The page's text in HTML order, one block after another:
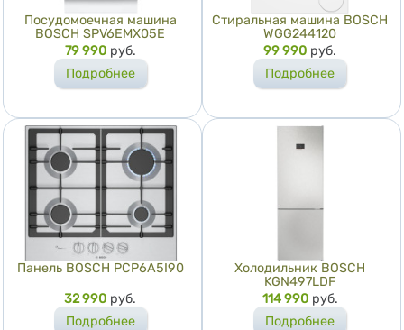
Посудомоечная машина
BOSCH SPV6EMX05E
Цена
79 990 руб.
Подробнее
Стиральная машина BOSCH
WGG244120
Цена
99 990 руб.
Подробнее
Панель BOSCH PCP6A5I90
Цена
32 990 руб.
Подробнее
Холодильник BOSCH
KGN497LDF
Цена
114 990 руб.
Подробнее